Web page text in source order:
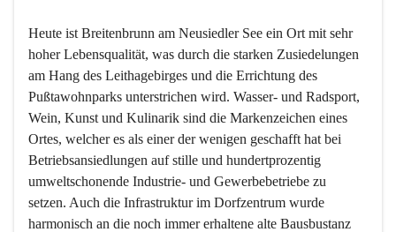
Heute ist Breitenbrunn am Neusiedler See ein Ort mit sehr
hoher Lebensqualität, was durch die starken Zusiedelungen
am Hang des Leithagebirges und die Errichtung des
Pußtawohnparks unterstrichen wird. Wasser- und Radsport,
Wein, Kunst und Kulinarik sind die Markenzeichen eines
Ortes, welcher es als einer der wenigen geschafft hat bei
Betriebsansiedlungen auf stille und hundertprozentig
umweltschonende Industrie- und Gewerbebetriebe zu
setzen. Auch die Infrastruktur im Dorfzentrum wurde
harmonisch an die noch immer erhaltene alte Bausbustanz